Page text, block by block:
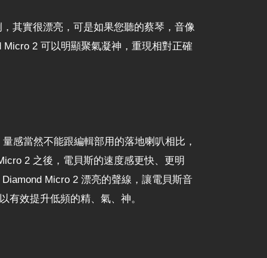
其實很漂亮，可是如果您聽的蔡琴，音像
2 可以明顯聚氣凝神，重現相對正確
感當然不能跟編輯部用的落地喇叭相比，
2 之後，電貝斯的速度感更快、更明
Micro 2 漂亮的聲線，讓電貝斯音
有效提升低頻的精、氣、神。